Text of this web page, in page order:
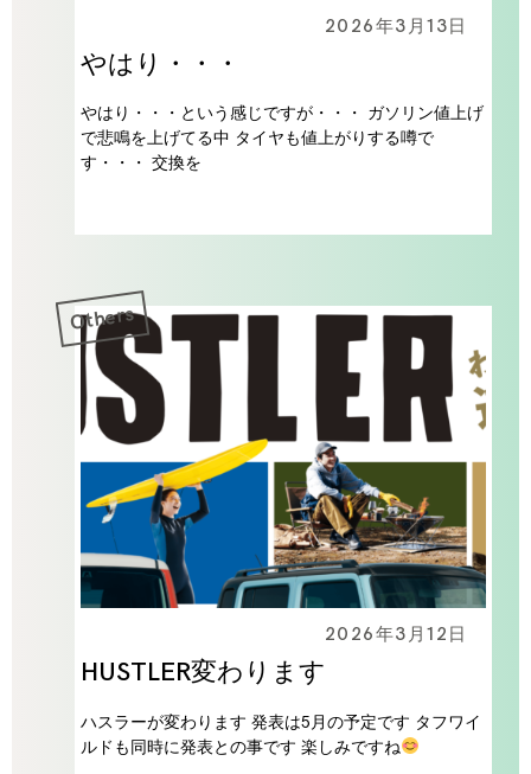
2026年3月13日
やはり・・・
やはり・・・という感じですが・・・ ガソリン値上げ
で悲鳴を上げてる中 タイヤも値上がりする噂で
す・・・ 交換を
2026年3月12日
HUSTLER変わります
ハスラーが変わります 発表は5月の予定です タフワイ
ルドも同時に発表との事です 楽しみですね
Others